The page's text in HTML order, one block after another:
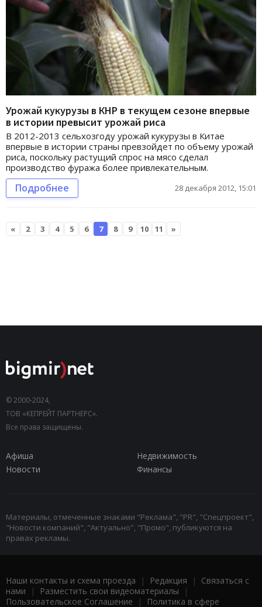
Урожай кукурузы в КНР в текущем сезоне впервые
в истории превысит урожай риса
В 2012-2013 сельхозгоду урожай кукурузы в Китае
впервые в истории страны превзойдет по объему урожай
риса, поскольку растущий спрос на мясо сделал
производство фуража более привлекательным.
Подробнее 28 декабря 2012, 15:01
« 2 3 4 5 6 7 8 9 10 11 »
© 2000-2024,
ТОВ «КЕПРЕЙТ ПАРТНЕРС».
Все права защищены.
Афиша
Недвижимость
Новости
Финансы
Материалы, отмеченные знаками "Реклама", "PR", "Спецпроект",
"Новости компаний", "Актуально", "Промо", публикуются на
правах рекламы.
Наши контакты и схема проезда | Редакция | Связаться с
нами | Разместить свои видеоматериалы |
Пользовательское Соглашение |
Политика в сфере